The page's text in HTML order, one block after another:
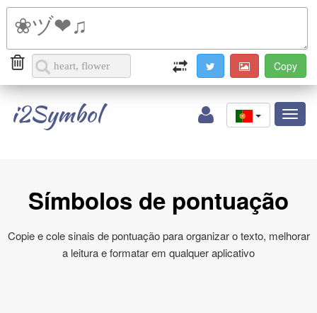
i2Symbol
Símbolos de pontuação
Copie e cole sinais de pontuação para organizar o texto, melhorar
a leitura e formatar em qualquer aplicativo